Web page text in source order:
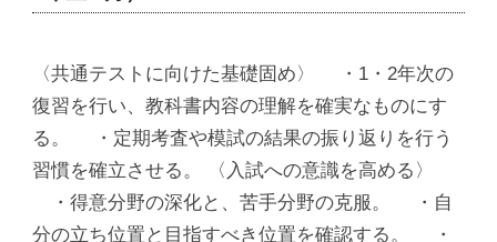
〈共通テストに向けた基礎固め〉 ・1・2年次の
復習を行い、教科書内容の理解を確実なものにす
る。 ・定期考査や模試の結果の振り返りを行う
習慣を確立させる。 〈入試への意識を高める〉
・得意分野の深化と、苦手分野の克服。 ・自
分の立ち位置と目指すべき位置を確認する。 ・